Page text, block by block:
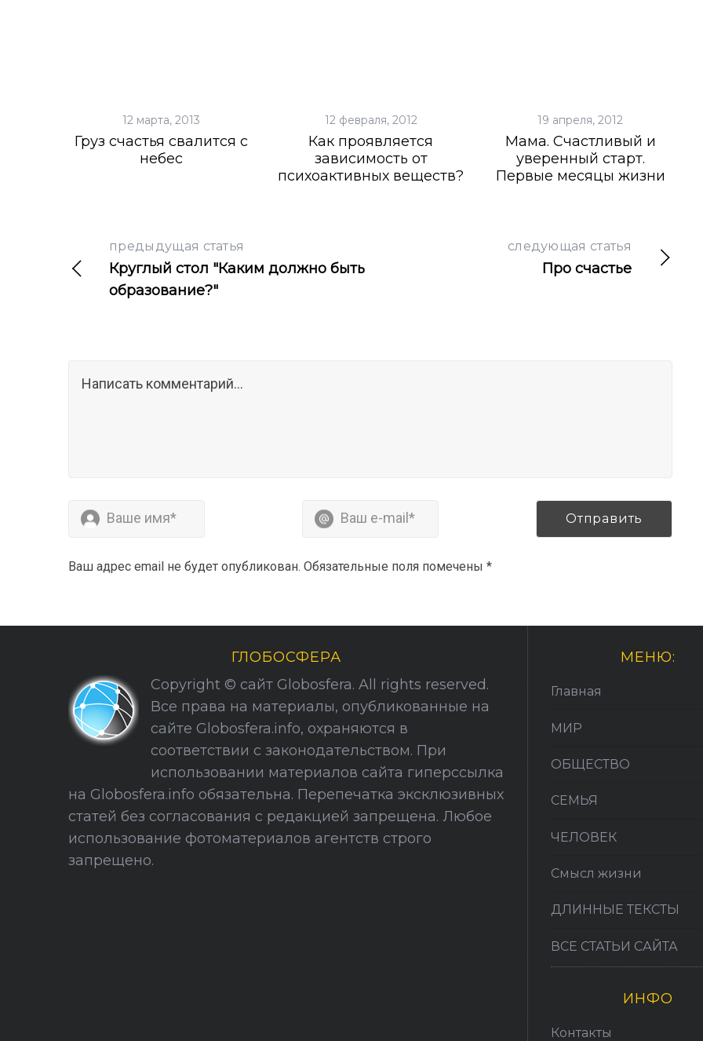
12 марта, 2013
Груз счастья свалится с
небес
12 февраля, 2012
Как проявляется
зависимость от
психоактивных веществ?
19 апреля, 2012
Мама. Счастливый и
уверенный старт.
Первые месяцы жизни
предыдущая статья
Круглый стол "Каким должно быть
образование?"
следующая статья
Про счастье
Ваш адрес email не будет опубликован. Обязательные поля помечены *
ГЛОБОСФЕРА
Copyright © сайт Globosfera. All rights reserved.
Все права на материалы, опубликованные на
сайте Globosfera.info, охраняются в
соответствии с законодательством. При
использовании материалов сайта гиперссылка
на Globosfera.info обязательна. Перепечатка эксклюзивных
статей без согласования с редакцией запрещена. Любое
использование фотоматериалов агентств строго
запрещено.
МЕНЮ:
Главная
МИР
ОБЩЕСТВО
СЕМЬЯ
ЧЕЛОВЕК
Смысл жизни
ДЛИННЫЕ ТЕКСТЫ
ВСЕ СТАТЬИ САЙТА
ИНФО
Контакты